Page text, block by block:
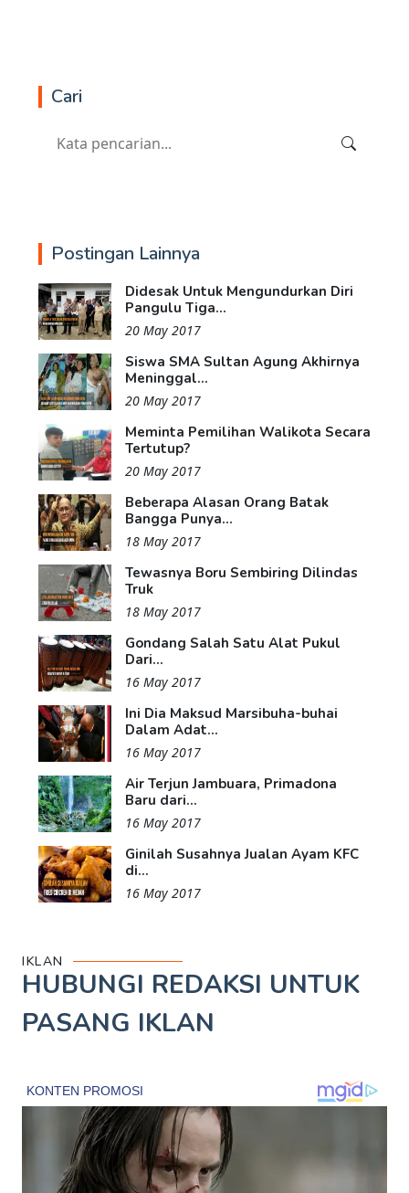
Cari
Postingan Lainnya
Didesak Untuk Mengundurkan Diri
Pangulu Tiga...
20 May 2017
Siswa SMA Sultan Agung Akhirnya
Meninggal...
20 May 2017
Meminta Pemilihan Walikota Secara
Tertutup?
20 May 2017
Beberapa Alasan Orang Batak
Bangga Punya...
18 May 2017
Tewasnya Boru Sembiring Dilindas
Truk
18 May 2017
Gondang Salah Satu Alat Pukul
Dari...
16 May 2017
Ini Dia Maksud Marsibuha-buhai
Dalam Adat...
16 May 2017
Air Terjun Jambuara, Primadona
Baru dari...
16 May 2017
Ginilah Susahnya Jualan Ayam KFC
di...
16 May 2017
IKLAN
HUBUNGI REDAKSI UNTUK
PASANG IKLAN